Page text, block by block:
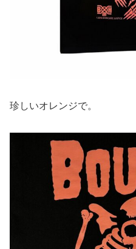
珍しいオレンジで。